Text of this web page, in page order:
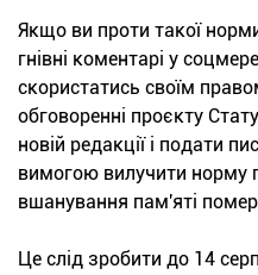
Якщо ви проти такої
гнівні коментарі у
скористатись своїм
обговоренні проєкту
новій редакції і подати
вимогою вилучити норму
вшанування пам'яті
Це слід зробити до 14